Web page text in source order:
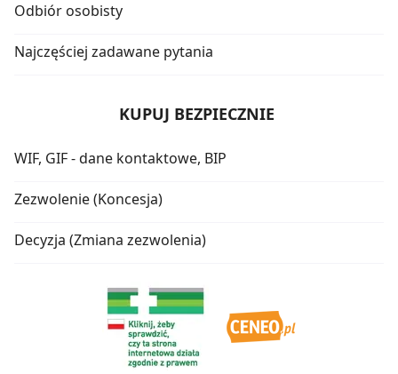
Odbiór osobisty
Najczęściej zadawane pytania
KUPUJ BEZPIECZNIE
WIF, GIF - dane kontaktowe, BIP
Zezwolenie (Koncesja)
Decyzja (Zmiana zezwolenia)